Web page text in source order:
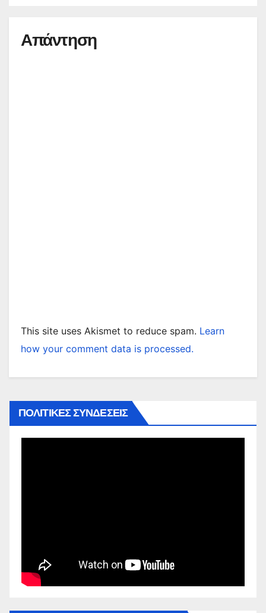
Απάντηση
This site uses Akismet to reduce spam. Learn
how your comment data is processed.
ΠΟΛΙΤΙΚΕΣ ΣΥΝΔΕΣΕΙΣ